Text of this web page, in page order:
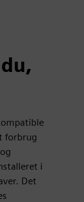
forbrug
i
Det